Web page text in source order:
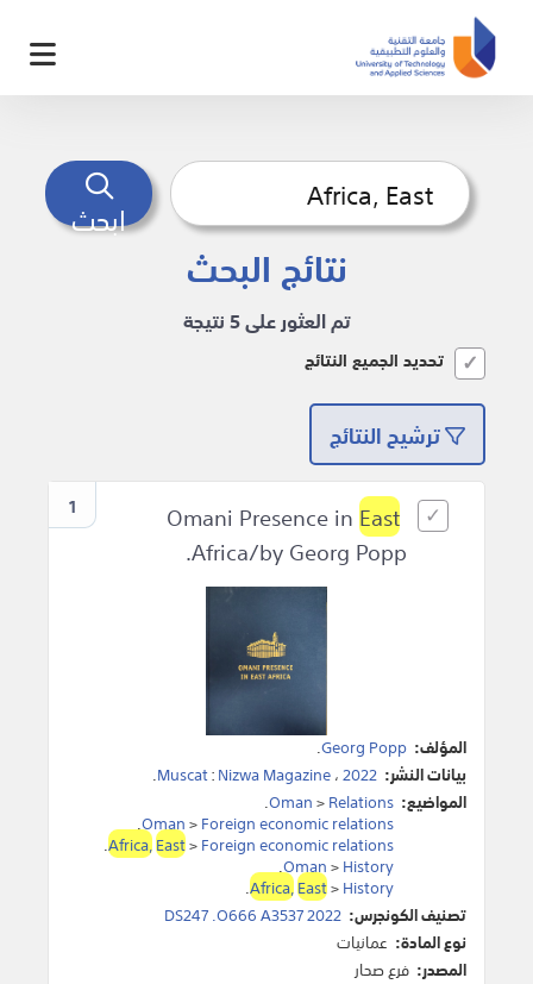
ابحث
نتائج البحث
تم العثور على 5 نتيجة
تحديد الجميع النتائج
ترشيح النتائج
1
East
Africa/by Georg Popp.
المؤلف: Georg Popp
.
بيانات النشر:
Muscat:Nizwa Magazine،2022
.
المواضيع:
Oman>Relations
.
Oman>Foreign economic relations
.
Africa,East>Foreign economic relations
.
Oman>History
.
Africa,East>History
.
تصنيف الكونجرس: DS247 .O666 A3537 2022
نوع المادة: عمانيات
المصدر: فرع صحار